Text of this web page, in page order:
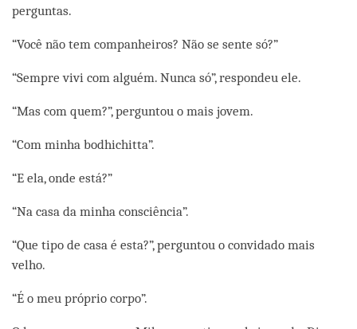
perguntas.
“Você não tem companheiros? Não se sente só?”
“Sempre vivi com alguém. Nunca só”, respondeu ele.
“Mas com quem?”, perguntou o mais jovem.
“Com minha bodhichitta”.
“E ela, onde está?”
“Na casa da minha consciência”.
“Que tipo de casa é esta?”, perguntou o convidado mais
velho.
“É o meu próprio corpo”.